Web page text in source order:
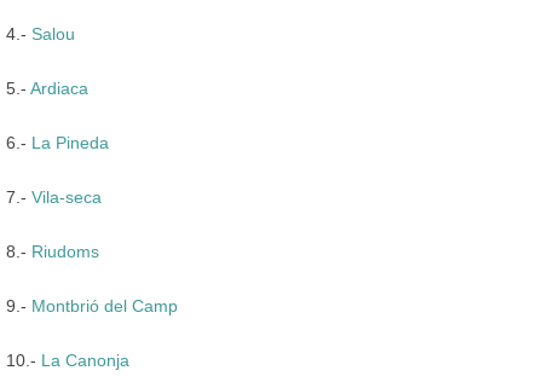
4.- Salou
5.- Ardiaca
6.- La Pineda
7.- Vila-seca
8.- Riudoms
9.- Montbrió del Camp
10.- La Canonja